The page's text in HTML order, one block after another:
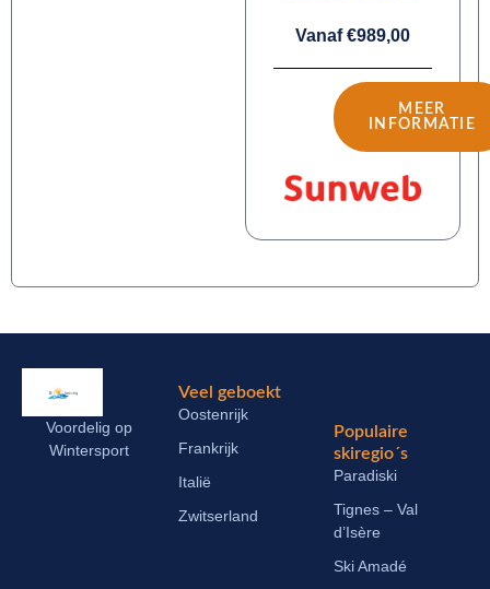
Vanaf €989,00
MEER
INFORMATIE
Voordelig op
Wintersport
Veel geboekt
Oostenrijk
Frankrijk
Italië
Zwitserland
Populaire
skiregio´s
Paradiski
Tignes – Val
d’Isère
Ski Amadé